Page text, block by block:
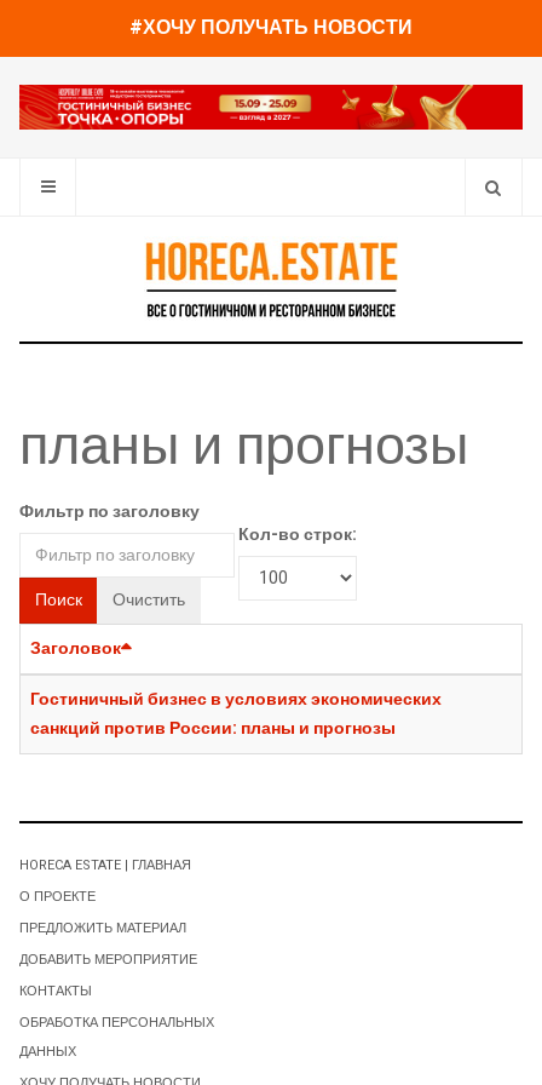
#ХОЧУ ПОЛУЧАТЬ НОВОСТИ
планы и прогнозы
Фильтр по заголовку
Поиск Очистить
Кол-во строк:
Заголовок
Гостиничный бизнес в условиях экономических
санкций против России: планы и прогнозы
HORECA ESTATE | ГЛАВНАЯ
О ПРОЕКТЕ
ПРЕДЛОЖИТЬ МАТЕРИАЛ
ДОБАВИТЬ МЕРОПРИЯТИЕ
КОНТАКТЫ
ОБРАБОТКА ПЕРСОНАЛЬНЫХ
ДАННЫХ